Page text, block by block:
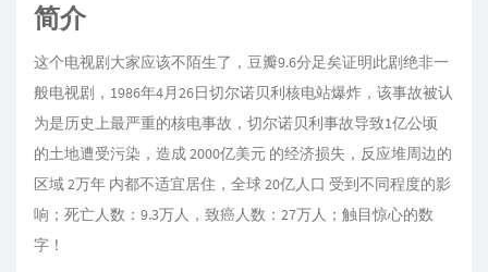
简介
这个电视剧大家应该不陌生了，豆瓣9.6分足矣证明此剧绝非一
般电视剧，1986年4月26日切尔诺贝利核电站爆炸，该事故被认
为是历史上最严重的核电事故，切尔诺贝利事故导致1亿公顷
的土地遭受污染，造成 2000亿美元 的经济损失，反应堆周边的
区域 2万年 内都不适宜居住，全球 20亿人口 受到不同程度的影
响；死亡人数：9.3万人，致癌人数：27万人；触目惊心的数
字！